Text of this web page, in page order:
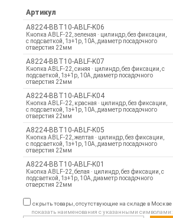
Артикул
A8224-BBT10-ABLF-K06
Кнопка ABLF-22, зеленая · цилиндр, без фиксации,
с подсветкой, 1з+1р, 10А, диаметр посадочного
отверстия 22мм
A8224-BBT10-ABLF-K07
Кнопка ABLF-22, синяя · цилиндр, без фиксации, с
подсветкой, 1з+1р, 10А, диаметр посадочного
отверстия 22мм
A8224-BBT10-ABLF-K04
Кнопка ABLF-22, красная · цилиндр, без фиксации,
с подсветкой, 1з+1р, 10А, диаметр посадочного
отверстия 22мм
A8224-BBT10-ABLF-K05
Кнопка ABLF-22, желтая · цилиндр, без фиксации,
с подсветкой, 1з+1р, 10А, диаметр посадочного
отверстия 22мм
A8224-BBT10-ABLF-K01
Кнопка ABLF-22, белая · цилиндр, без фиксации, с
подсветкой, 1з+1р, 10А, диаметр посадочного
отверстия 22мм
скрыть товары, отсутствующие на складе в Москве
показать наименования с указанными символами: